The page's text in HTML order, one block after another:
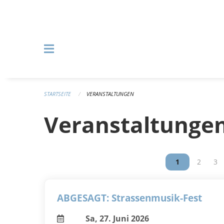
STARTSEITE VERANSTALTUNGEN
Vous êtes sur
1 Vous
2 3
ABGESAGT: Strassenmusik-Fest
Sa, 27. Juni 2026